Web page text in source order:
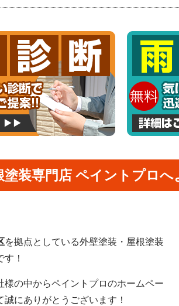
塗装専門店 ペイントプロへ
を拠点としている外壁塗装・屋根塗装
！
様の中からペイントプロのホームペー
にありがとうございます！